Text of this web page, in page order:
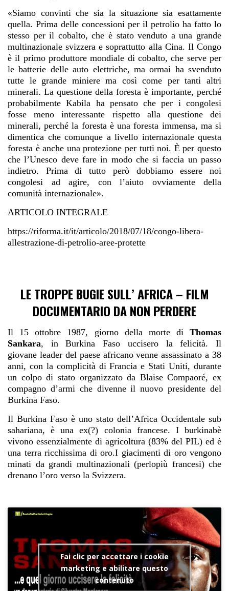
«Siamo convinti che sia la situazione sia esattamente
quella. Prima delle concessioni per il petrolio ha fatto lo
stesso per il cobalto, che è stato venduto a una grande
multinazionale svizzera e soprattutto alla Cina. Il Congo
è il primo produttore mondiale di cobalto, che serve per
le batterie delle auto elettriche, ma ormai ha svenduto
tutte le grande miniere ma così come per tanti altri
minerali. La questione della foresta è importante, perché
probabilmente Kabila ha pensato che per i congolesi
fosse meno interessante rispetto alla questione dei
minerali, perché la foresta è una foresta immensa, ma si
dimentica che comunque a livello internazionale questa
foresta è anche una protezione per tutti noi. È per questo
che l’Unesco deve fare in modo che si faccia un passo
indietro. Prima di tutto però dobbiamo essere noi
congolesi ad agire, con l’aiuto ovviamente della
comunità internazionale».
ARTICOLO INTEGRALE
https://riforma.it/it/articolo/2018/07/18/congo-libera-
allestrazione-di-petrolio-aree-protette
LE TROPPE BUGIE SULL’ AFRICA – FILM
DOCUMENTARIO DA NON PERDERE
Il 15 ottobre 1987, giorno della morte di Thomas
Sankara, in Burkina Faso uccisero la felicità. Il
giovane leader del paese africano venne assassinato a 38
anni, con la complicità di Francia e Stati Uniti, durante
un colpo di stato organizzato da Blaise Compaoré, ex
compagno d’armi che divenne il nuovo presidente del
Burkina Faso.
Il Burkina Faso è uno stato dell’Africa Occidentale sub
sahariana, è una ex(?) colonia francese. I burkinabè
vivono essenzialmente di agricoltura (83% del PIL) ed è
una terra ricchissima di oro.I giacimenti di oro vengono
minati da grandi multinazionali (perlopiù francesi) che
drenano l’oro verso la Svizzera.
Fai clic per accettare i cookie
marketing e abilitare questo
contenuto